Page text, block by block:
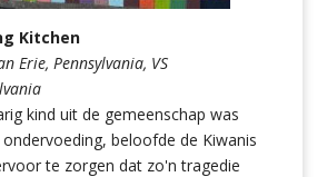
Kitchen
Erie, Pennsylvania, VS
kind uit de gemeenschap was
beloofde de Kiwanis
te zorgen dat zo'n tragedie